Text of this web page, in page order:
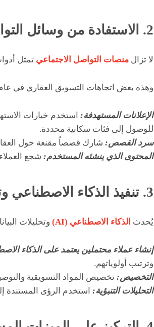
2. الاستفادة من وسائل التواصل الاجتماعي
لا تزال منصات التواصل الاجتماعي تمثل
وهذه بعض اتجاهات التسويق العقاري في
الإعلانات المستهدفة: استخدم خيارات
للوصول إلى فئات سكانية محددة.
سرد القصص: شارك قصصاً مقنعة حول
المحتوى الذي ينشئه المستخدم: شجع
3. تنفيذ الذكاء الاصطناعي وتحليلات البيانات
يُحدث الذكاء الاصطناعي (AI) وتحليلات
إنشاء عملاء محتملين يعتمد على الذكاء
وترتيب أولوياتهم.
التخصيص: تخصيص المواد التسويقية
التحليلات التنبؤية: استخدم الرؤى المستندة